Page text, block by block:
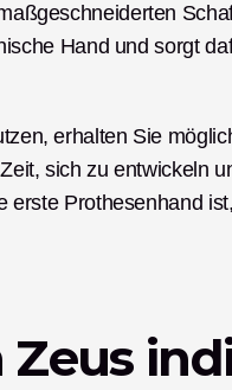
Hand und sorgt
erhalten Sie
sich zu entwickeln
erste Prothesenhand
Zeus